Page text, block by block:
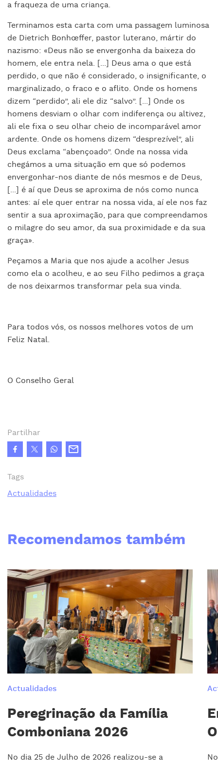
a fraqueza de uma criança.
Terminamos esta carta com uma passagem luminosa
de Dietrich Bonhœffer, pastor luterano, mártir do
nazismo: «Deus não se envergonha da baixeza do
homem, ele entra nela. [...] Deus ama o que está
perdido, o que não é considerado, o insignificante, o
marginalizado, o fraco e o aflito. Onde os homens
dizem “perdido”, ali ele diz “salvo”. [...] Onde os
homens desviam o olhar com indiferença ou altivez,
ali ele fixa o seu olhar cheio de incomparável amor
ardente. Onde os homens dizem “desprezível”, ali
Deus exclama “abençoado”. Onde na nossa vida
chegámos a uma situação em que só podemos
envergonhar-nos diante de nós mesmos e de Deus,
[...] é aí que Deus se aproxima de nós como nunca
antes: aí ele quer entrar na nossa vida, aí ele nos faz
sentir a sua aproximação, para que compreendamos
o milagre do seu amor, da sua proximidade e da sua
graça».
Peçamos a Maria que nos ajude a acolher Jesus
como ela o acolheu, e ao seu Filho pedimos a graça
de nos deixarmos transformar pela sua vinda.
Para todos vós, os nossos melhores votos de um
Feliz Natal.
O Conselho Geral
Partilhar
Tags
Actualidades
Recomendamos também
Actualidades
Peregrinação da Família
Comboniana 2026
No dia 25 de Julho de 2026 realizou-se a